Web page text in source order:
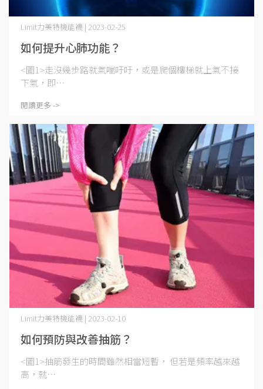
如何提升心肺功能？
Limit力美特機能襪 | 2023-02-25
<圖1>走沒幾步路就氣喘吁吁，或是爬個樓梯就上氣不接
下氣，即⋯
閱讀更多 ->
如何預防與改善抽筋？
Limit力美特機能襪 | 2023-02-10
<圖1>抽筋發生的時間雖然相當短暫， 但若是頻率越來越
高，就⋯